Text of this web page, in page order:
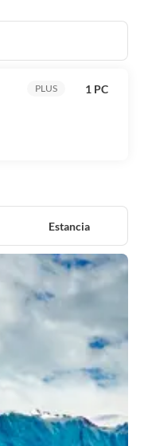
PLUS 1 PC
Estancia